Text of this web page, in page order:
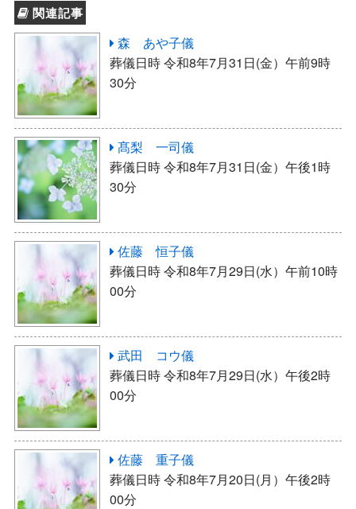
関連記事
森 あや子儀
葬儀日時 令和8年7月31日(金）午前9時
30分
髙梨 一司儀
葬儀日時 令和8年7月31日(金）午後1時
30分
佐藤 恒子儀
葬儀日時 令和8年7月29日(水）午前10時
00分
武田 コウ儀
葬儀日時 令和8年7月29日(水）午後2時
00分
佐藤 重子儀
葬儀日時 令和8年7月20日(月）午後2時
00分